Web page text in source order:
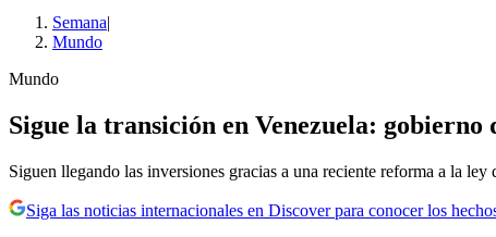
Semana|
Mundo
Mundo
Sigue la transición en Venezuela:
Siguen llegando las inversiones gracias a una reciente reforma a la
Siga las noticias internacionales en Discover para conocer los